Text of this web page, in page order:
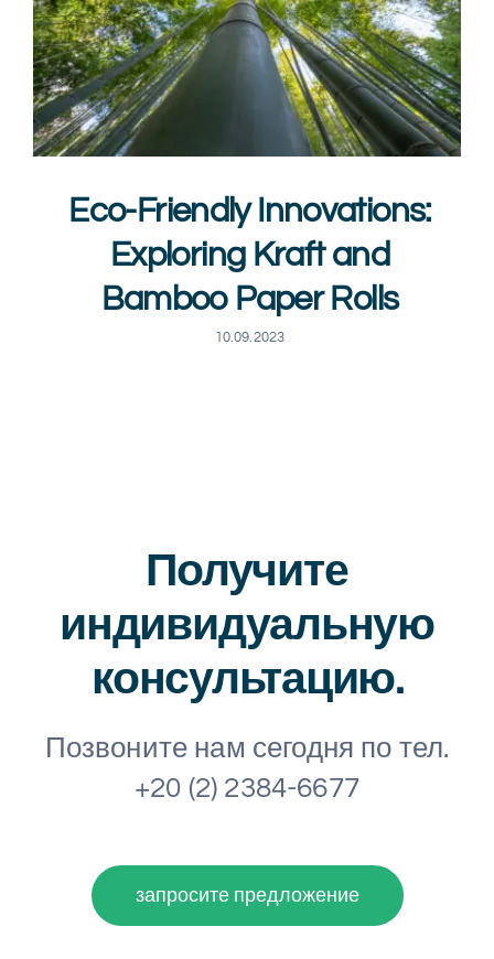
Eco-Friendly Innovations:
Exploring Kraft and
Bamboo Paper Rolls
10.09.2023
Получите
индивидуальную
консультацию.
Позвоните нам сегодня по тел.
+20 (2) 2384-6677
запросите предложение